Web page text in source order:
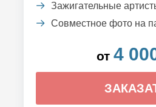
Зажигательные
Совместное фото на
от 4